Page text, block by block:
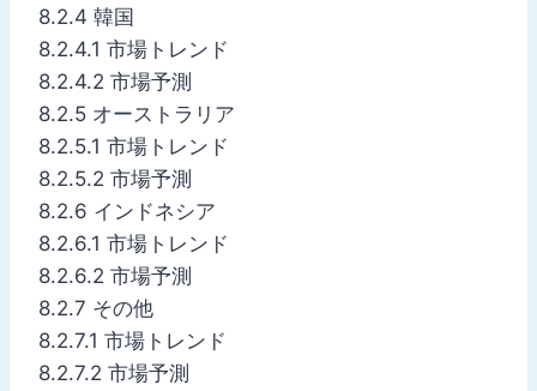
8.2.4 韓国
8.2.4.1 市場トレンド
8.2.4.2 市場予測
8.2.5 オーストラリア
8.2.5.1 市場トレンド
8.2.5.2 市場予測
8.2.6 インドネシア
8.2.6.1 市場トレンド
8.2.6.2 市場予測
8.2.7 その他
8.2.7.1 市場トレンド
8.2.7.2 市場予測